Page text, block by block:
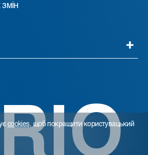
cookies, щоб покращити користувацький